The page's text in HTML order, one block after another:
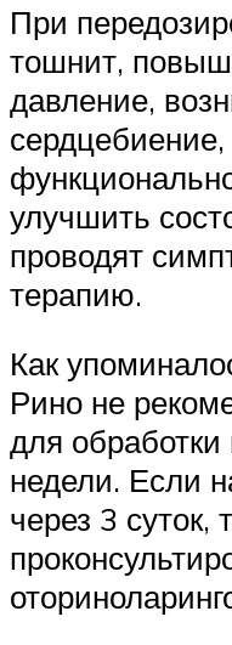
При
тошнит,
давление,
улучшить
проводят
терапию.
Как
Рино не
для
недели. Если
через 3 суток,